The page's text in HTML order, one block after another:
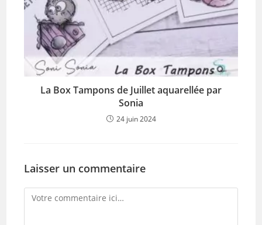
La Box Tampons de Juillet aquarellée par
Sonia
24 juin 2024
Laisser un commentaire
Comment